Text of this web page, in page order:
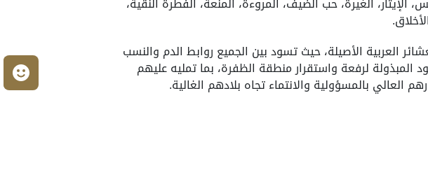
العربية الأصيلة، حيث تسود بين الجميع روابط الدم والنسب
المبذولة لرفعة واستقرار منطقة الظفرة، بما تمليه عليهم
العالي بالمسؤولية والانتماء تجاه بلادهم الغالية.